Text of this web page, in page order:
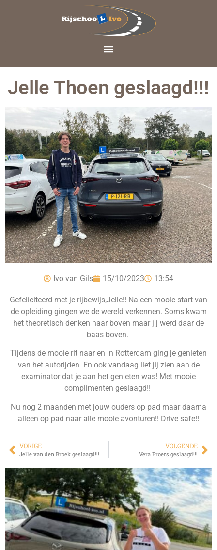
Jelle Thoen geslaagd!!!
Ivo van Gils 15/10/2023 13:54
Gefeliciteerd met je rijbewijs,Jelle!! Na een mooie start van
de opleiding gingen we de wereld verkennen. Soms kwam
het theoretisch denken naar boven maar jij werd daar de
baas boven.
Tijdens de mooie rit naar en in Rotterdam ging je genieten
van het autorijden. En ook vandaag liet jij zien aan de
examinator dat je aan het genieten was! Met mooie
complimenten geslaagd!!
Nu nog 2 maanden met jouw ouders op pad maar daarna
alleen op pad naar alle mooie avonturen!! Drive safe!!
VORIGE
Jelle van den Broek geslaagd!!!
VOLGENDE
Vera Broers geslaagd!!!